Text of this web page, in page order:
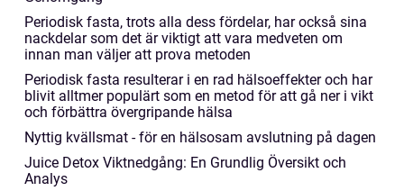
Periodisk fasta, trots alla dess fördelar, har också sina
nackdelar som det är viktigt att vara medveten om
innan man väljer att prova metoden
Periodisk fasta resulterar i en rad hälsoeffekter och har
blivit alltmer populärt som en metod för att gå ner i vikt
och förbättra övergripande hälsa
Nyttig kvällsmat - för en hälsosam avslutning på dagen
Juice Detox Viktnedgång: En Grundlig Översikt och
Analys